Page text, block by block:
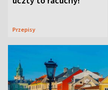
Przepisy